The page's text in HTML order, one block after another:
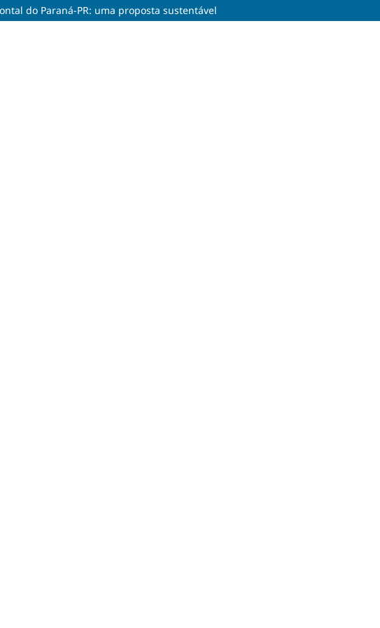
do Paraná-PR: uma proposta sustentável